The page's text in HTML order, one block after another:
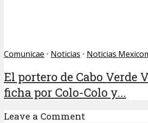
Comunicae • Noticias • Noticias
El portero de Cabo Verde
ficha por Colo-Colo y...
Leave a Comment